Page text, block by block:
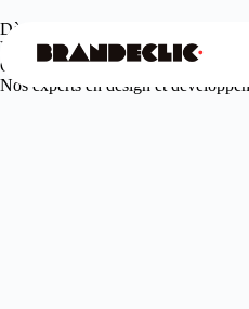
Dès
Votre agence web design à manglieu
Offrez à votre entreprise une
Nos experts en design et